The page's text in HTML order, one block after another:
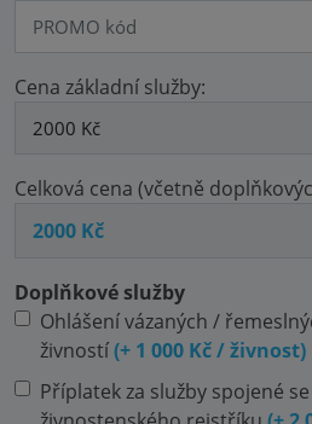
Cena základní služby:
Celková cena (včetně
Doplňkové služby
Ohlášení vázaných /
živností(+ 1 000 Kč / živnost)
Příplatek za služby spojené